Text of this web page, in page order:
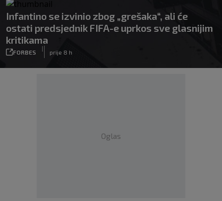
Infantino se izvinio zbog „grešaka“, ali će
ostati predsjednik FIFA-e uprkos sve glasnijim
kritikama
FORBES
|
prije 8 h
Oglas